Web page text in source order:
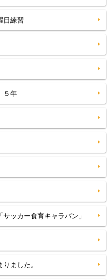
日練習
５年
ッカー食育キャラバン」
ました。